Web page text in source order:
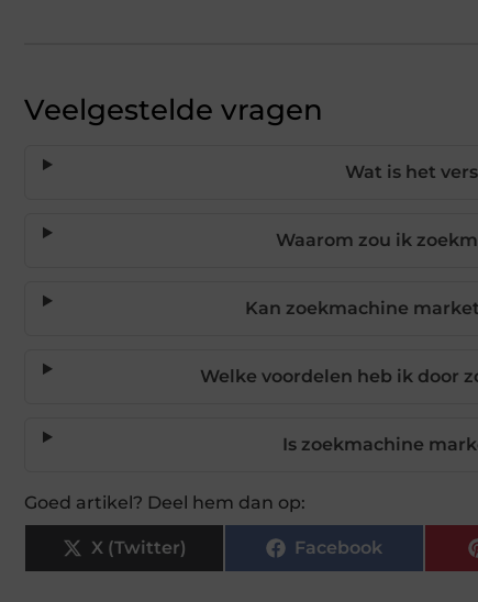
Veelgestelde vragen
Wat is het
Waarom zou ik
Kan zoekmachine
Welke voordelen heb ik door
Is zoekmachine
Goed artikel? Deel hem dan op:
X (Twitter) Facebook